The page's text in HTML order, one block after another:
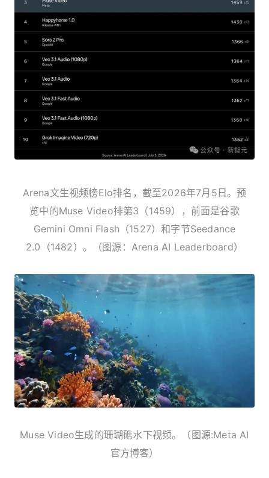
Arena文生视频榜Elo排名，截至2026年7月5日。预
览中的Muse Video排第3（1459），前面是谷歌
Gemini Omni Flash（1527）和字节Seedance
2.0（1482）。（图源：Arena AI Leaderboard）
Muse Video生成的珊瑚礁水下视频。（图源:Meta AI
官方博客）